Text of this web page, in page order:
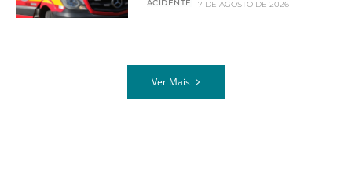
ACIDENTE 7 DE AGOSTO DE 2026
Ver Mais